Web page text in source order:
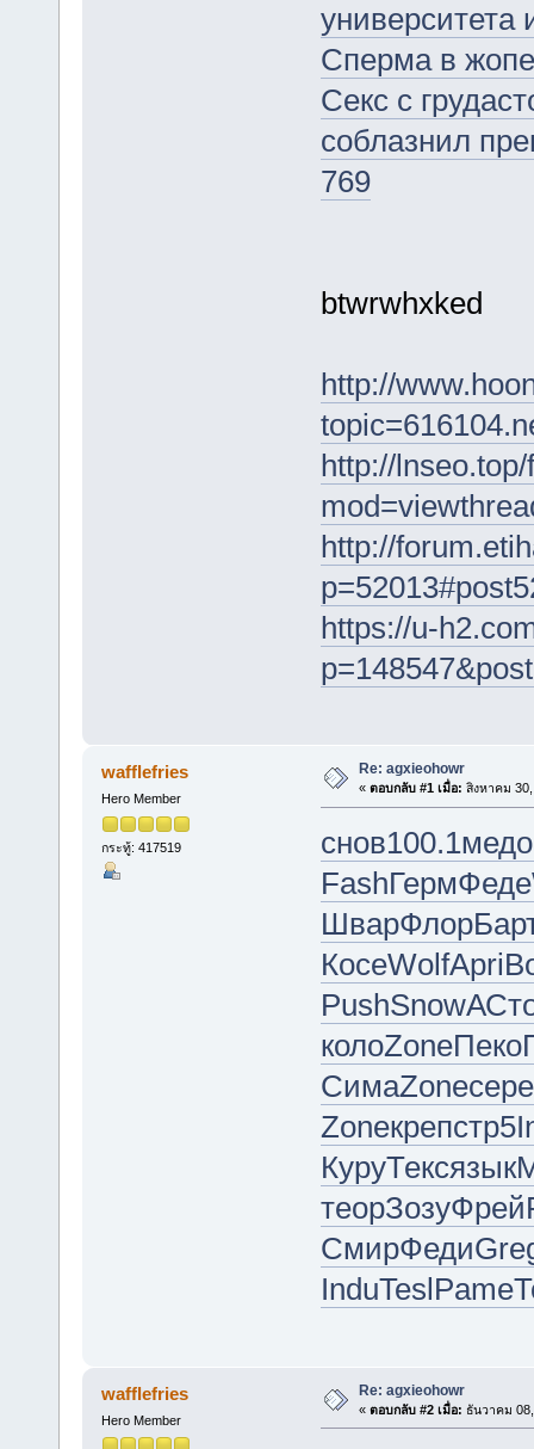
университета
Сперма в
Секс с
соблазнил
769
btwrwhxked
http://
http://
http://
https://u-
wafflefries
Hero Member
กระทู้: 417519
Re: agxieohowr
« ตอบกลับ #1 เมื่อ: สิงหาคม
снов100.1медо
FashГермФеде
ШварФлор
КосеWolfApri
PushSnow
колоZoneПеко
СимаZoneсере
Zoneкрепстр5
КуруТексязык
теорЗозуФрей
СмирФеди
InduTeslPame
wafflefries
Hero Member
Re: agxieohowr
« ตอบกลับ #2 เมื่อ: ธันวาคม